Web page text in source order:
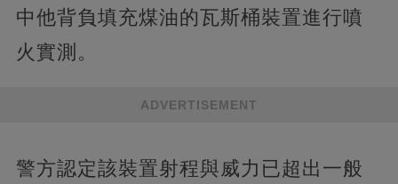
中他背負填充煤油的瓦斯桶裝置進行噴
火實測。
ADVERTISEMENT
警方認定該裝置射程與威力已超出一般